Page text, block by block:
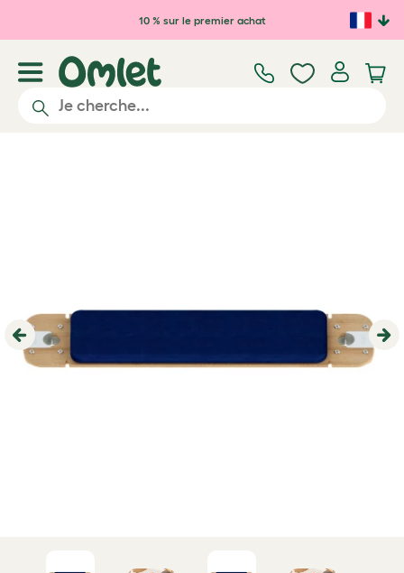
Passer au contenu principal
10 % sur le premier achat
Previous